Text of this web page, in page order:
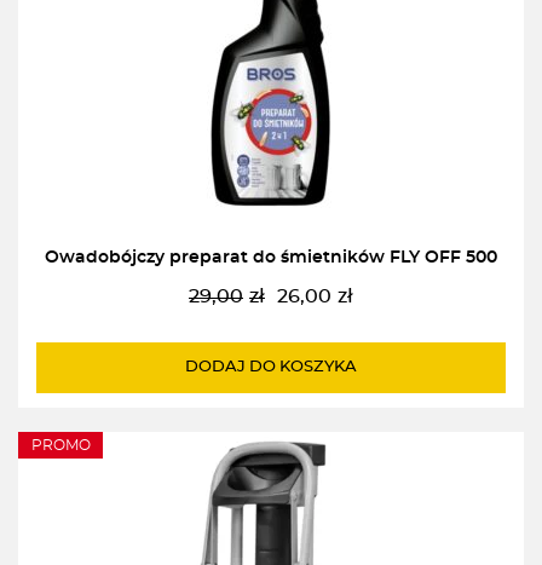
Owadobójczy preparat do śmietników FLY OFF 500
29,00 zł
Pierwotna
wynosiła:
26,00 zł
Aktualna
wynosi:
DODAJ DO KOSZYKA
PROMO